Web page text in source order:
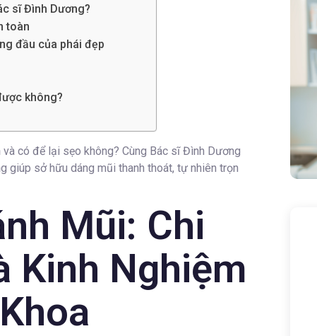
sĩ Đình Dương?
toàn
đầu của phái đẹp
không?
có để lại sẹo không? Cùng Bác sĩ Đình Dương
giúp sở hữu dáng mũi thanh thoát, tự nhiên trọn
Mũi: Chi
Kinh Nghiệm